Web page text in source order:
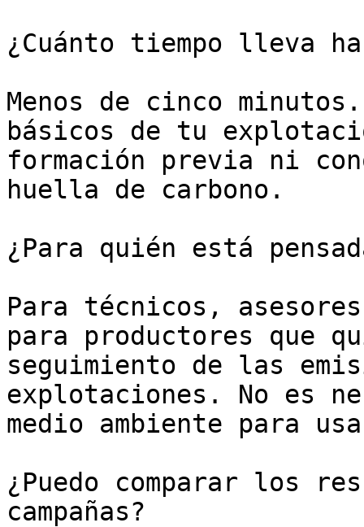
¿Cuánto tiempo lleva
Menos de cinco
básicos de tu
formación previa ni
huella de carbono.
¿Para quién está
Para técnicos,
para productores que
seguimiento de las
explotaciones. No es
medio ambiente para
¿Puedo comparar los
campañas?